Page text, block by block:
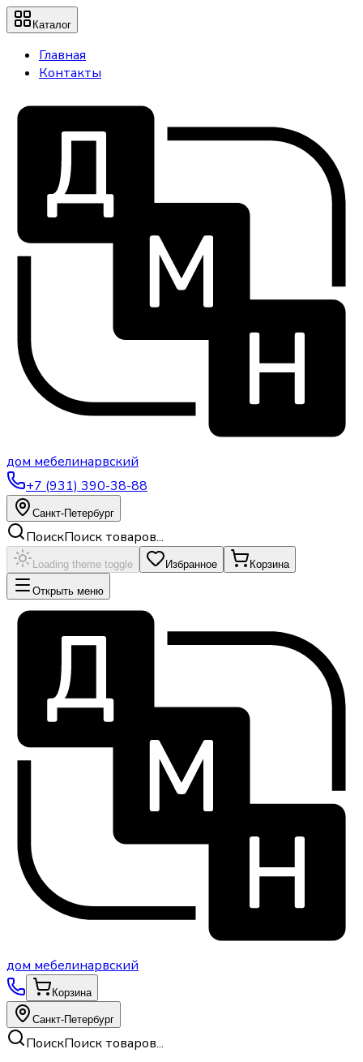
Каталог
Главная
Контакты
дом мебелинарвский
+7 (931) 390-38-88
Санкт-Петербург
ПоискПоиск товаров...
Loading theme toggle Избранное Корзина
Открыть меню
дом мебелинарвский
Корзина
Санкт-Петербург
ПоискПоиск товаров...